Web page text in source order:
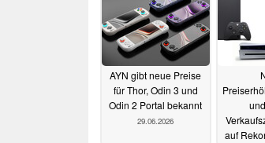
AYN gibt neue Preise
für Thor, Odin 3 und
Odin 2 Portal bekannt
29.06.2026
auf